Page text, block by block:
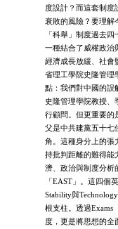
度設計？而這套制度
衰敗的風險？要理解
「科舉」制度過去
一種結合了威權政治
經濟成長放緩、社會
省理工學院史隆管理
點：我們對中國的誤
史隆管理學院教授、
行顧問。但更重要的
父是中共建黨五十七
角。這種身分上的張
持批判距離的難得能
濟、政治與制度分析
「EAST」。這四個
Stability與
根支柱。透過Exams
度，更是將思想的全